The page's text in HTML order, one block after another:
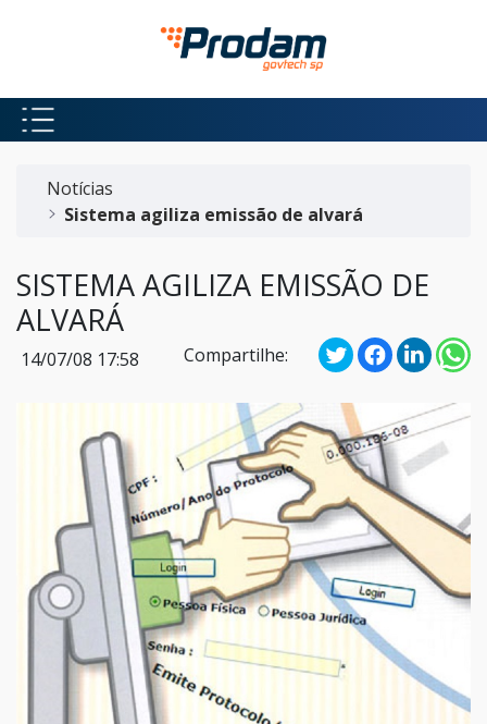
Pular para o Conteúdo principal
Notícias
Sistema agiliza emissão de alvará
SISTEMA AGILIZA EMISSÃO DE
ALVARÁ
14/07/08 17:58 Compartilhe: